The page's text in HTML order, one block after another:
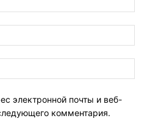
электронной почты и веб-
комментария.